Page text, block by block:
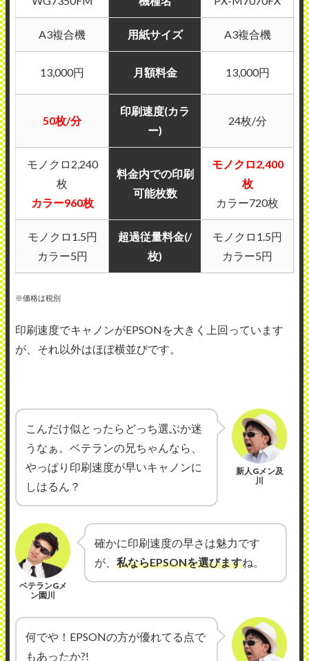
A3複合機 用紙サイズ A3複合機
13,000円 月額料金 13,000円
50枚/分
印刷速度(カラ
ー)
24枚/分
モノクロ2,240
枚
カラー960枚
料金内での印刷
可能枚数
モノクロ2,400
枚
カラー720枚
モノクロ1.5円
カラー5円
超過従量料金(/
枚)
モノクロ1.5円
カラー5円
※価格は税別
印刷速度でキャノンがEPSONを大きく上回っています
が、それ以外はほぼ横並びです。
こんだけ似とったらどっち選ぶか迷
うなぁ。ベテランの兄ちゃんなら、
やっぱり印刷速度が早いキャノンに
しはるん？
新人Gメン及
川
ベテランGメ
ン園川
確かに印刷速度の早さは魅力です
が、 私ならEPSONを選びますね。
何でや！EPSONの方が優れてる点で
もあったか?!